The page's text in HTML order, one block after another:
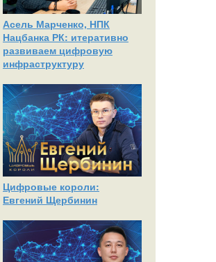
Асель Марченко, НПК
Нацбанка РК: итеративно
развиваем цифровую
инфраструктуру
Цифровые короли:
Евгений Щербинин